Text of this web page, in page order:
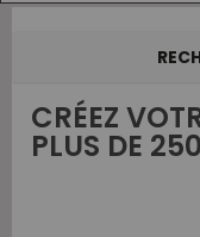
CRÉEZ
PLUS DE